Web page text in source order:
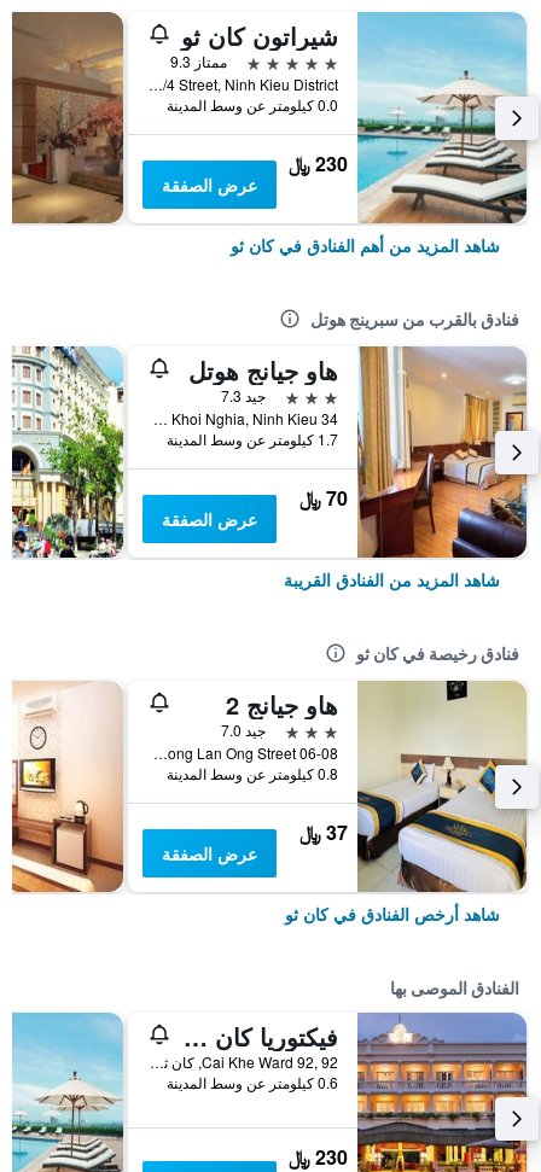
شيراتون كان ثو
5 نجوم
ممتاز 9.3
No. 209, 30/4 Street, Ninh Kieu District, كان ثو, فيتنام
0.0 كيلومتر عن وسط المدينة
230 ﷼
عرض الصفقة
شاهد المزيد من أهم الفنادق في كان ثو
فنادق بالقرب من سبرينج هوتل
هاو جيانج هوتل
3 نجوم
جيد 7.3
34 Nam Ky Khoi Nghia, Ninh Kieu, كان ثو, فيتنام
1.7 كيلومتر عن وسط المدينة
70 ﷼
عرض الصفقة
شاهد المزيد من الفنادق القريبة
فنادق رخيصة في كان ثو
هاو جيانج 2
3 نجوم
جيد 7.0
06-08 Hai Thuong Lan Ong Street, كان ثو, فيتنام
0.8 كيلومتر عن وسط المدينة
37 ﷼
عرض الصفقة
شاهد أرخص الفنادق في كان ثو
الفنادق الموصى بها
فيكتوريا كان ثو ريزورت
Cai Khe Ward 92, 92, كان ثو, فيتنام
0.6 كيلومتر عن وسط المدينة
230 ﷼